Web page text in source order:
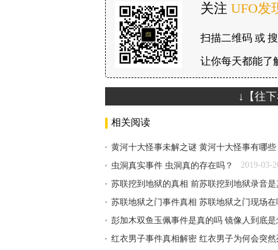
关注 UFO发
扫描二维码 或
让你每天都能了
↓【往
相关阅读
黄河十大怪事未解之谜 黄河十大怪事有哪些
虫洞真实事件 虫洞真的存在吗？ 2019-03-
苏联挖到地狱的真相 前苏联挖到地狱录音是
苏联地狱之门事件真相 苏联地狱之门现场在
彭加木双鱼玉佩事件是真的吗 镜像人到底是
红衣男子事件真相解密 红衣男子为何会突然